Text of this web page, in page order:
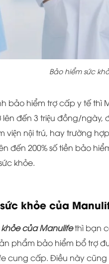
Bảo hiểm sức
bảo hiểm trợ cấp y tế thì
đến 3 triệu đồng/ngày,
nội trú, hay trường
đến 200% số tiền bảo
khỏe.
khỏe của
của Manulifethì bạn
phẩm bảo hiểm bổ trợ
cung cấp. Điều này